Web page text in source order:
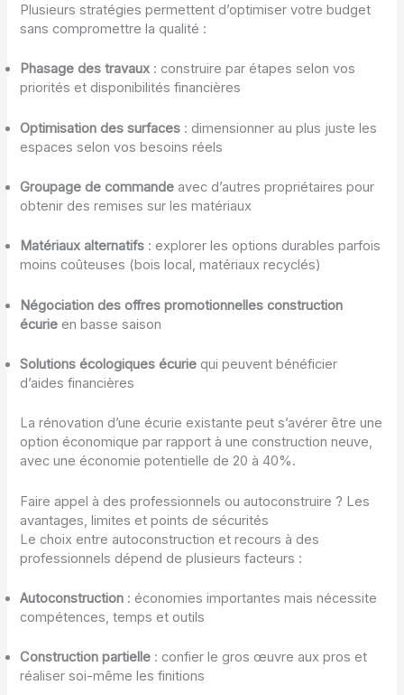
Plusieurs stratégies permettent d’optimiser votre budget
sans compromettre la qualité :
Phasage des travaux : construire par étapes selon vos
priorités et disponibilités financières
Optimisation des surfaces : dimensionner au plus juste les
espaces selon vos besoins réels
Groupage de commande avec d’autres propriétaires pour
obtenir des remises sur les matériaux
Matériaux alternatifs : explorer les options durables parfois
moins coûteuses (bois local, matériaux recyclés)
Négociation des offres promotionnelles construction
écurie en basse saison
Solutions écologiques écurie qui peuvent bénéficier
d’aides financières
La rénovation d’une écurie existante peut s’avérer être une
option économique par rapport à une construction neuve,
avec une économie potentielle de 20 à 40%.
Faire appel à des professionnels ou autoconstruire ? Les
avantages, limites et points de sécurités
Le choix entre autoconstruction et recours à des
professionnels dépend de plusieurs facteurs :
Autoconstruction : économies importantes mais nécessite
compétences, temps et outils
Construction partielle : confier le gros œuvre aux pros et
réaliser soi-même les finitions